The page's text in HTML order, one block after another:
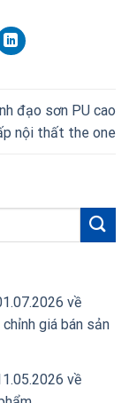
đạo sơn PU cao
nội thất the one
về
giá bán sản
về